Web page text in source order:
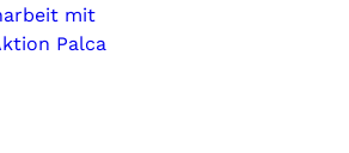
mit
Palca